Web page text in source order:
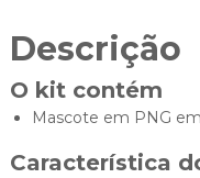
Descrição
O kit contém
Mascote em PNG
Característica